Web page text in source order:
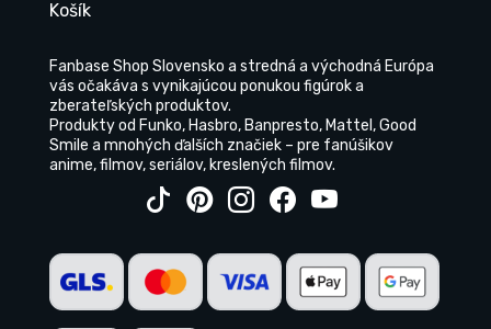
Košík
Fanbase Shop Slovensko a stredná a východná Európa
vás očakáva s vynikajúcou ponukou figúrok a
zberateľských produktov.
Produkty od Funko, Hasbro, Banpresto, Mattel, Good
Smile a mnohých ďalších značiek – pre fanúšikov
anime, filmov, seriálov, kreslených filmov.